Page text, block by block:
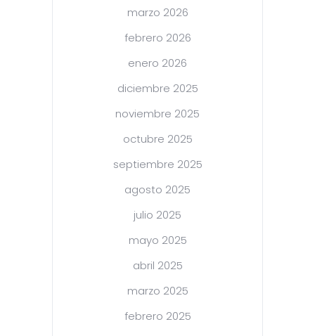
marzo 2026
febrero 2026
enero 2026
diciembre 2025
noviembre 2025
octubre 2025
septiembre 2025
agosto 2025
julio 2025
mayo 2025
abril 2025
marzo 2025
febrero 2025